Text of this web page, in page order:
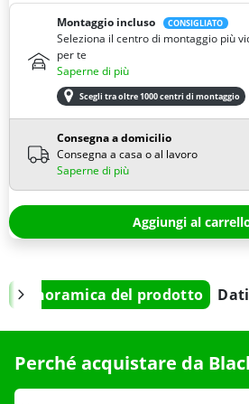
Montaggio incluso
CONSIGLIATO
Seleziona il centro di montaggio più
per te
Saperne di più
Scegli tra oltre 1000 centri di montaggio
Consegna a domicilio
Consegna a casa o al lavoro
Saperne di più
Aggiungi al
Panoramica del prodotto
Perché acquistare da